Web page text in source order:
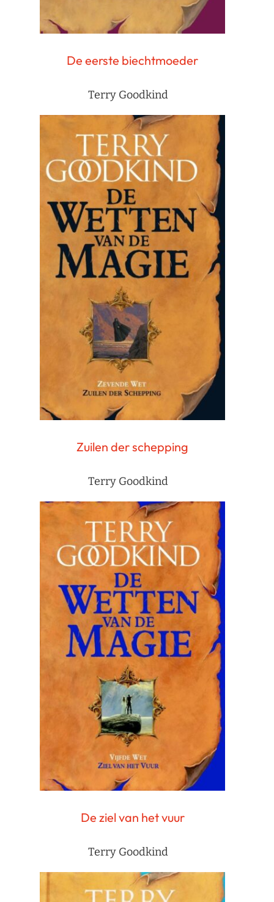
De eerste biechtmoeder
Terry Goodkind
Zuilen der schepping
Terry Goodkind
De ziel van het vuur
Terry Goodkind